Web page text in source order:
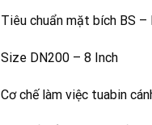
Tiêu chuẩn mặt bích BS –
Size DN200 – 8 Inch
Cơ chế làm việc tuabin